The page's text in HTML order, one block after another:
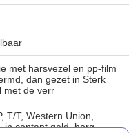
met harsvezel en pp-film
dan gezet in Sterk
met de verr
T/T, Western Union,
in contant geld, borg